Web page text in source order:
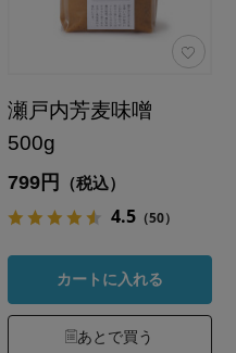
瀬戸内芳麦味噌
500g
799円 （税込）
4.5 （50）
カートに入れる
あとで買う